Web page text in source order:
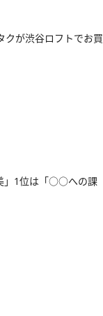
が渋谷ロフトでお買
」1位は「○○への課